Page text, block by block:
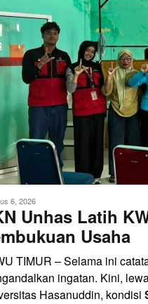
6, 2026
Unhas Latih
Usaha
TIMUR – Selama ini
ingatan. Kini,
Hasanuddin, kondisi